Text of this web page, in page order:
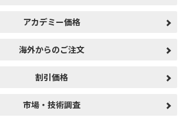
アカデミー価格
海外からのご注文
割引価格
市場・技術調査